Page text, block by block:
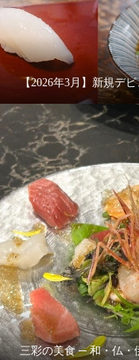
【2026年3月】新規デ
三彩の美食 ─ 和・仏・